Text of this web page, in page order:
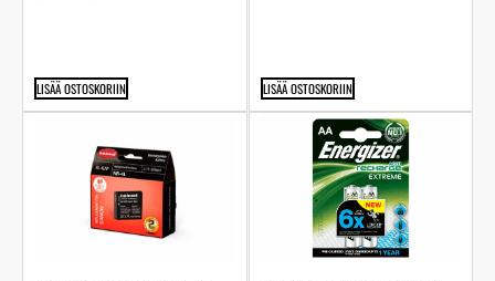
LISÄÄ OSTOSKORIIN LISÄÄ OSTOSKORIIN